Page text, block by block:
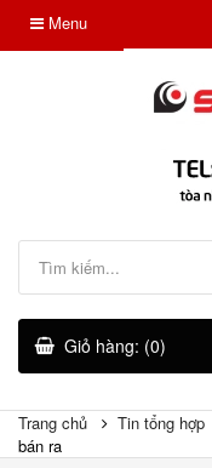
Menu
Giỏ hàng: (0)
Trang chủ Tin tổng hợp
bán ra